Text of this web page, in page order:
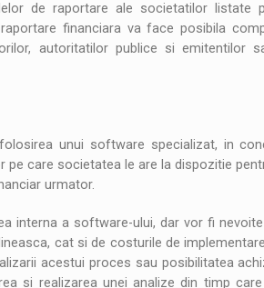
de raportare ale societatilor listate
financiara va face posibila
autoritatilor publice si emitentilor
unui software specializat, in
pe care societatea le are la dispozitie
urmator.
interna a software-ului, dar vor fi
cat si de costurile de
acestui proces sau posibilitatea
si realizarea unei analize din timp